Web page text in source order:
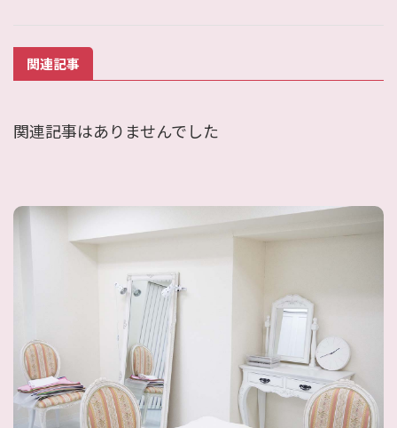
関連記事
関連記事はありませんでした